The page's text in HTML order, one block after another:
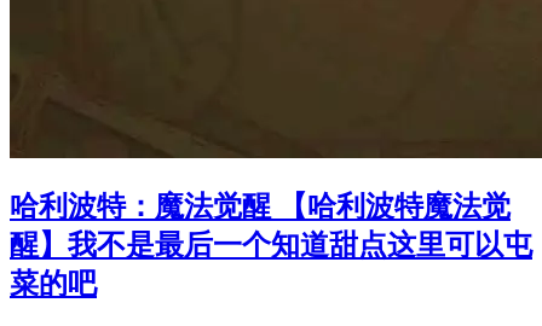
哈利波特：魔法觉醒 【哈利波特魔法觉
醒】我不是最后一个知道甜点这里可以屯
菜的吧